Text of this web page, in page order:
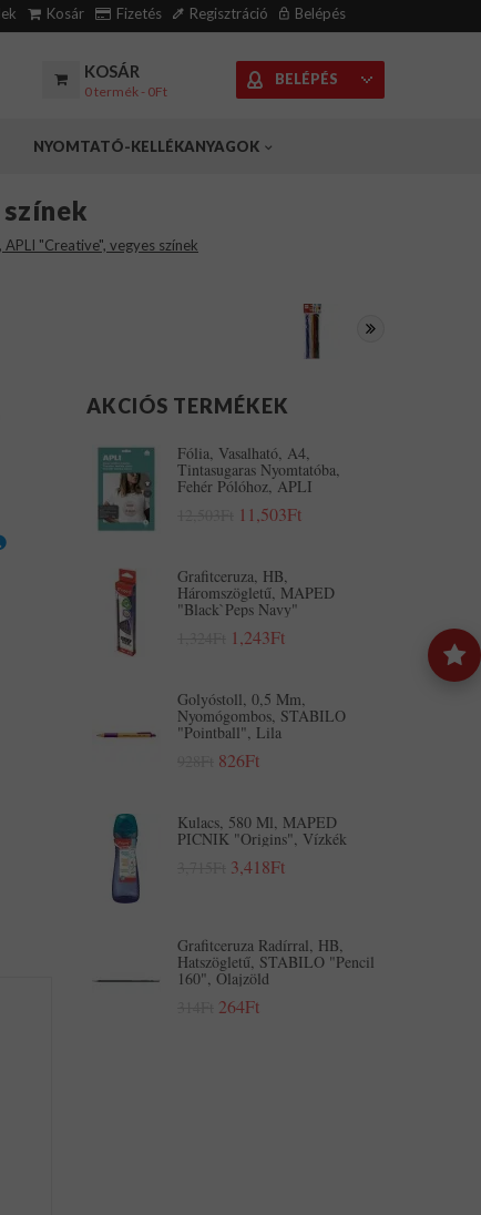
Kosár Fizetés Regisztráció Belépés
KOSÁR
0 termék - 0Ft
BELÉPÉS
NYOMTATÓ-KELLÉKANYAGOK
"Creative", vegyes színek
AKCIÓS TERMÉKEK
Fólia, Vasalható, A4,
Tintasugaras Nyomtatóba,
Fehér Pólóhoz, APLI
11,503Ft
Grafitceruza, HB,
Háromszögletű, MAPED
"Black`Peps Navy"
1,243Ft
Golyóstoll, 0,5 Mm,
Nyomógombos, STABILO
"Pointball", Lila
826Ft
Kulacs, 580 Ml, MAPED
PICNIK "Origins", Vízkék
3,418Ft
Grafitceruza Radírral, HB,
Hatszögletű, STABILO "Pencil
160", Olajzöld
264Ft